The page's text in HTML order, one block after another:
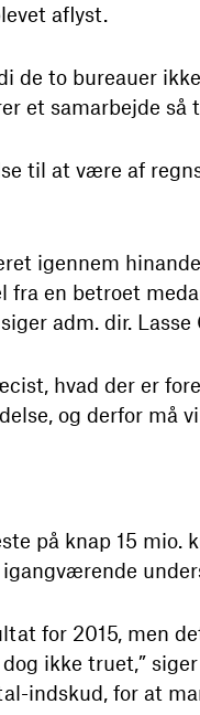
aflyst.
de to bureauer
et samarbejde
til at være af
igennem
en betroet
adm. dir.
hvad der er
og derfor må
på knap 15 mio.
for 2015, men
ikke truet,”
indskud, for at